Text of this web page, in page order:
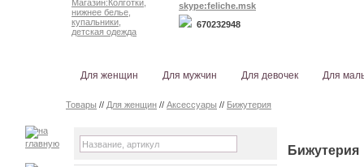
skype:feliche.msk
670232948
Для женщин Для мужчин Для девочек Для
Товары // Для женщин // Аксессуары // Бижутерия
Бижутерия